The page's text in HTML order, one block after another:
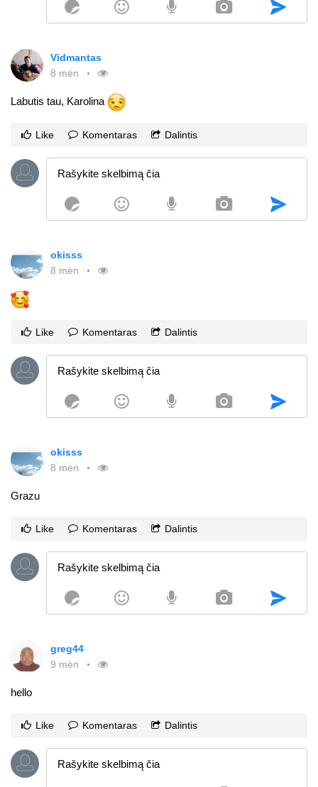
Vidmantas
8 mėn
Labutis tau, Karolina
Like Komentaras Dalintis
okisss
8 mėn
Like Komentaras Dalintis
okisss
8 mėn
Grazu
Like Komentaras Dalintis
greg44
9 mėn
hello
Like Komentaras Dalintis